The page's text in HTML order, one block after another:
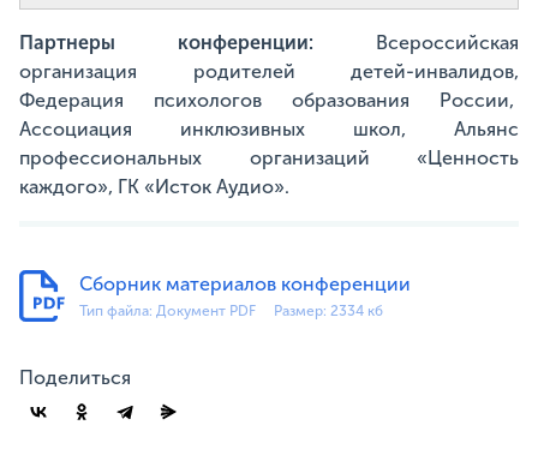
Партнеры конференции: Всероссийская
организация родителей детей-инвалидов,
Федерация психологов образования России,
Ассоциация инклюзивных школ, Альянс
профессиональных организаций «Ценность
каждого», ГК «Исток Аудио».
Сборник материалов конференции
Тип файла: Документ PDF Размер: 2334 кб
Поделиться